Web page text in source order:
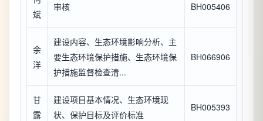
斌
审核 BH005406
余
洋
建设内容、生态环境影响分析、主
要生态环境保护措施、生态环境保
护措施监督检查清...
BH066906
甘
露
建设项目基本情况、生态环境现
状、保护目标及评价标准
BH005393